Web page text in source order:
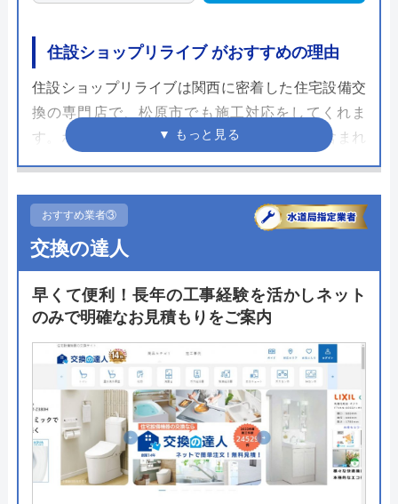
住設ショップリライブ がおすすめの理由
住設ショップリライブは関西に密着した住宅設備交
換の専門店で、松原市でも施工対応をしてくれま
す。ホームページでは商品代と工事費などが含まれ
たリフォームプランが多数並ぶのが特徴です。メー
認してみてください。
リライブではトイレ以外の設備交換を依頼すること
も可能で、その際には1日で完了する工事に限りま
すが同時工事割引を適用できます。この割引サービ
ンション内の友人同士でも利用できるのが嬉しいポ
イントです。
公式サイトで
料金詳細を見る
今すぐ電話で相談する
おすすめ業者③
交換の達人
早くて便利！長年の工事経験を活かしネット
のみで明確なお見積もりをご案内